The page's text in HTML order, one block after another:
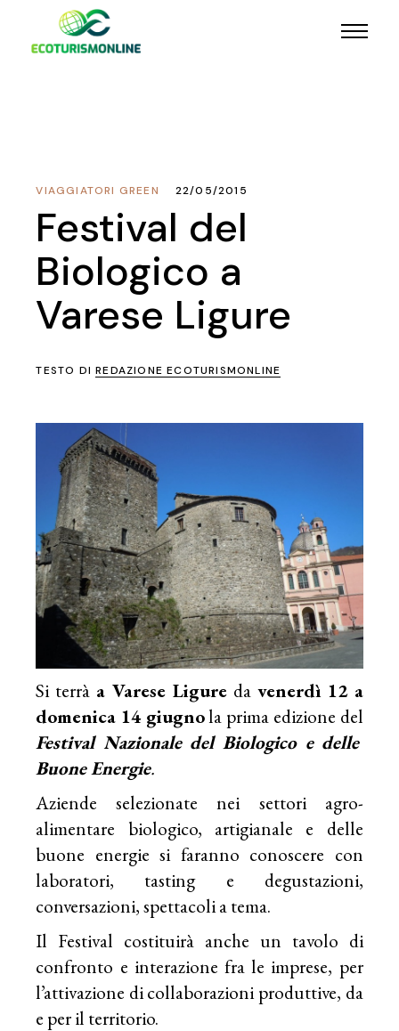
VIAGGIATORI GREEN 22/05/2015
Festival del
Biologico a
Varese Ligure
TESTO DIREDAZIONE ECOTURISMONLINE
Si terrà a Varese Ligure da venerdì 12 a
domenica 14 giugnola prima edizione del
Festival Nazionale del Biologico e delle
Buone Energie.
Aziende selezionate nei settori agro-
alimentare biologico, artigianale e delle
buone energie si faranno conoscere con
laboratori, tasting e degustazioni,
conversazioni, spettacoli a tema.
Il Festival costituirà anche un tavolo di
confronto e interazione fra le imprese, per
l’attivazione di collaborazioni produttive, da
e per il territorio.